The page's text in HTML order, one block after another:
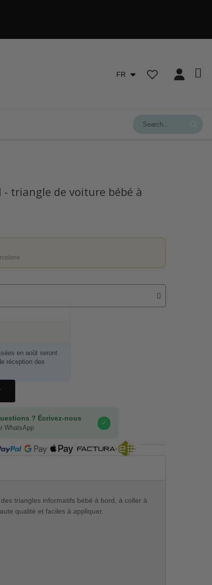
FR
triangle de voiture bébé à
en août seront
réception des
? Écrivez-nous
WhatsApp
✓
SEGURA
triangles informatifs bébé à bord, à coller à
qualité et faciles à appliquer.